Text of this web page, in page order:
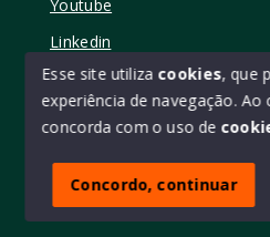
Youtube
Linkedin
© Copyright 2026 - Elo11
SITE PARA IMOBILIARIA
Esse site utiliza cookies, que
experiência de navegação. Ao
concorda com o uso de
Concordo, continuar